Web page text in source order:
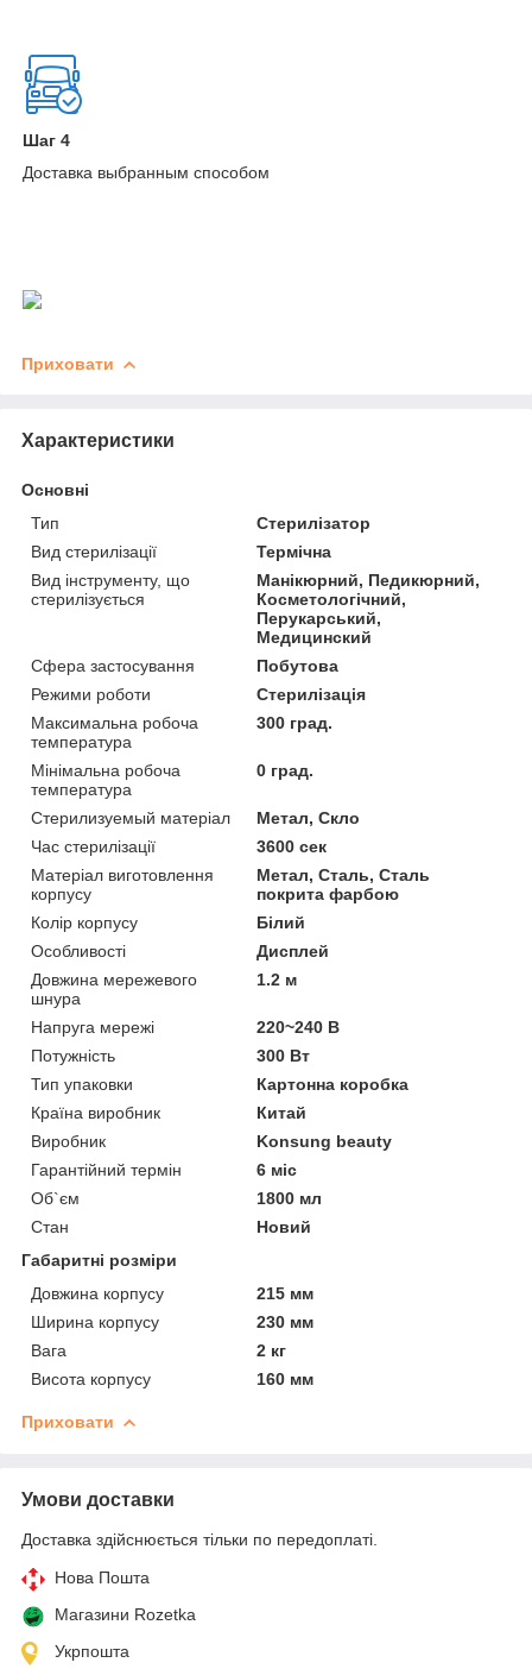
Шаг 4
Доставка выбранным способом
Приховати
Характеристики
Основні
Тип
Стерилізатор
Вид стерилізації
Термічна
Вид інструменту, що
стерилізується
Манікюрний, Педикюрний,
Косметологічний,
Перукарський,
Медицинский
Сфера застосування
Побутова
Режими роботи
Стерилізація
Максимальна робоча
температура
300 град.
Мінімальна робоча
температура
0 град.
Стерилизуемый матеріал
Метал, Скло
Час стерилізації
3600 сек
Матеріал виготовлення
корпусу
Метал, Сталь, Сталь
покрита фарбою
Колір корпусу
Білий
Особливості
Дисплей
Довжина мережевого
шнура
1.2 м
Напруга мережі
220~240 В
Потужність
300 Вт
Тип упаковки
Картонна коробка
Країна виробник
Китай
Виробник
Konsung beauty
Гарантійний термін
6 міс
Об`єм
1800 мл
Стан
Новий
Габаритні розміри
Довжина корпусу
215 мм
Ширина корпусу
230 мм
Вага
2 кг
Висота корпусу
160 мм
Приховати
Умови доставки
Доставка здійснюється тільки по передоплаті.
Нова Пошта
Магазини Rozetka
Укрпошта